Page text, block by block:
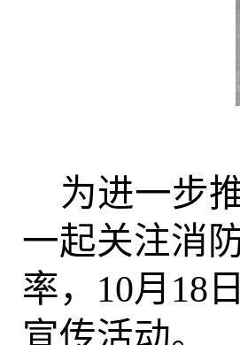
为进一步
一起关注消
率， 10月 18